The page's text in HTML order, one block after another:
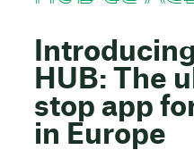
HUB: The
stop app
in Europe